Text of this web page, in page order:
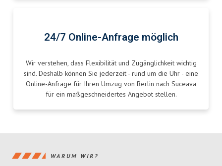
24/7 Online-Anfrage möglich
Wir verstehen, dass Flexibilität und Zugänglichkeit wichtig
sind. Deshalb können Sie jederzeit - rund um die Uhr - eine
Online-Anfrage für Ihren Umzug von Berlin nach Suceava
für ein maßgeschneidertes Angebot stellen.
WARUM WIR?